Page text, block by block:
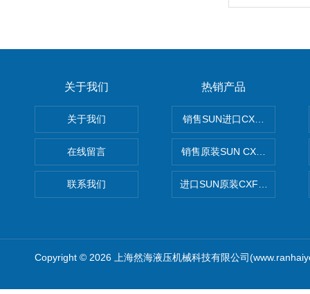
关于我们
关于我们
在线留言
联系我们
热销产品
销售SUN进口CXGDXCN插
销售原装SUN CXJAXCN全
进口SUN原装CXFAXCN导压
Copyright © 2026 上海然海液压机械科技有限公司